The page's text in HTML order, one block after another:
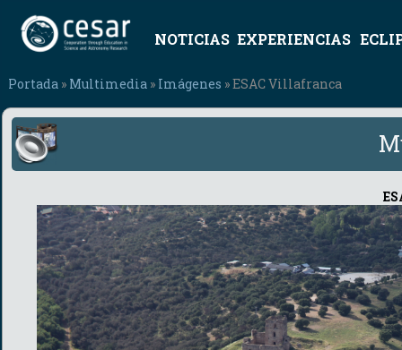
NOTICIAS EXPERIENCIAS
Portada » Multimedia » Imágenes » ESAC Villafranca